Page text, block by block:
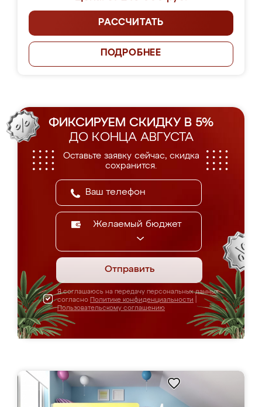
РАССЧИТАТЬ
ПОДРОБНЕЕ
ФИКСИРУЕМ СКИДКУ В 5%
ДО КОНЦА АВГУСТА
Оставьте заявку сейчас, скидка
сохранится.
Желаемый бюджет
Отправить
Я соглашаюсь на передачу персональных данных
согласно Политике конфиденциальности
Пользовательскому соглашению